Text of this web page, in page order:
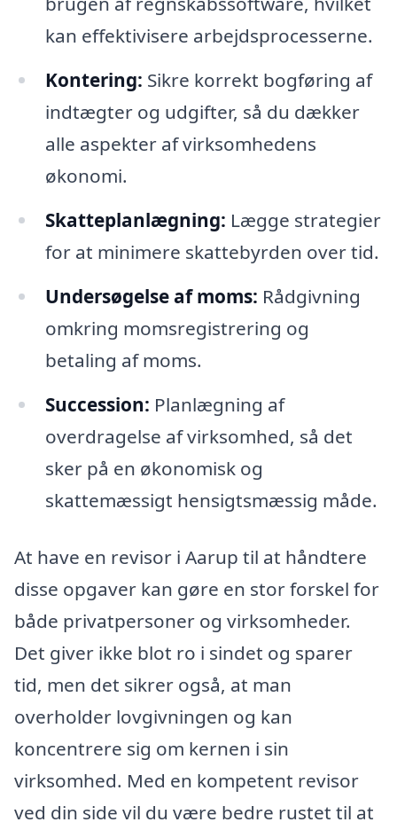
kan effektivisere arbejdsprocesserne.
Kontering: Sikre korrekt bogføring af
indtægter og udgifter, så du dækker
alle aspekter af virksomhedens
økonomi.
Skatteplanlægning: Lægge strategier
for at minimere skattebyrden over tid.
Undersøgelse af moms: Rådgivning
omkring momsregistrering og
betaling af moms.
Succession: Planlægning af
overdragelse af virksomhed, så det
sker på en økonomisk og
skattemæssigt hensigtsmæssig måde.
At have en revisor i Aarup til at håndtere
disse opgaver kan gøre en stor forskel for
både privatpersoner og virksomheder.
Det giver ikke blot ro i sindet og sparer
tid, men det sikrer også, at man
overholder lovgivningen og kan
koncentrere sig om kernen i sin
virksomhed. Med en kompetent revisor
ved din side vil du være bedre rustet til at